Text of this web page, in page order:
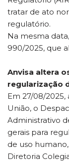
tratar de ato
regulatório.
Na mesma
990/2025, que
Anvisa altera
regularização
Em 27/08/2025,
União, o
Administrativo
gerais para
de uso
Diretoria